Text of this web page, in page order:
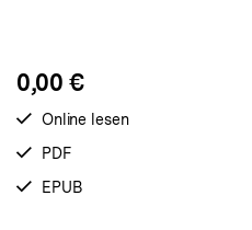
0,00 €
verfügbar
Online lesen
verfügbar
PDF
verfügbar
EPUB